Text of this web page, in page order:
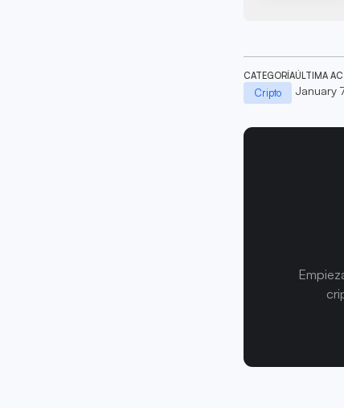
CATEGORÍA
Cripto
ÚLTIMA
January